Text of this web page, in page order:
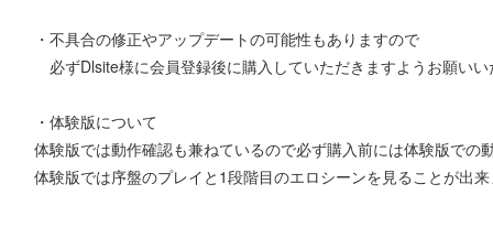
・不具合の修正やアップデートの可能性もありますので
必ずDlsite様に会員登録後に購入していただきますようお願い
・体験版について
体験版では動作確認も兼ねているので必ず購入前には体験版での
体験版では序盤のプレイと1段階目のエロシーンを見ることが出